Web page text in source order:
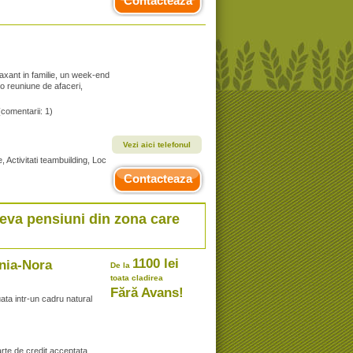
in familie, un week-end
reuniune de afaceri,
1)
Activitati teambuilding, Loc
Vezi aici telefonul
Contacteaza
pensiuni din zona care
Nora
intr-un cadru natural
de credit acceptata,
De la 1100 lei
toata cladirea
Fără Avans!